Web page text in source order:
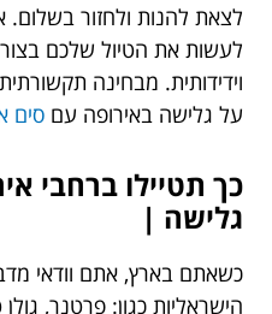
לצאת להנות ולחזור
לעשות את הטיול שלכם
וידידותית. מבחינה
על גלישה באירופה עם סים
כך תטיילו ברחבי
גלישה |
כשאתם בארץ, אתם וודאי
הישראליות כגון: פרטנר,